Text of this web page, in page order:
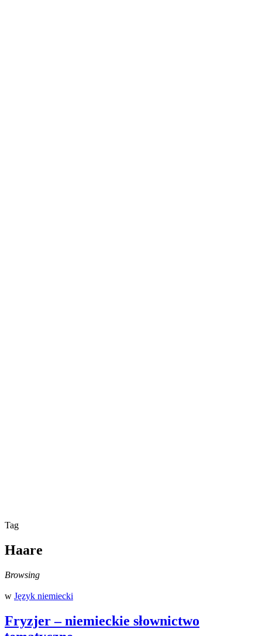
Tag
Haare
Browsing
w Język niemiecki
Fryzjer – niemieckie słownictwo